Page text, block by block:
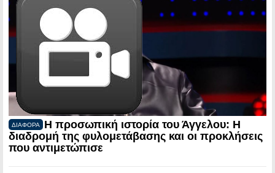
ΔΙΑΦΟΡΑ
Η προσωπική ιστορία του Άγγελου: Η
διαδρομή της φυλομετάβασης και οι προκλήσεις
που αντιμετώπισε